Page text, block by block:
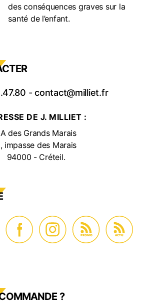
des conséquences graves sur la
santé de l’enfant.
-contact@milliet.fr
DE J. MILLIET :
des Grands Marais
impasse des Marais
94000 - Créteil.
PROMO ACTU
?